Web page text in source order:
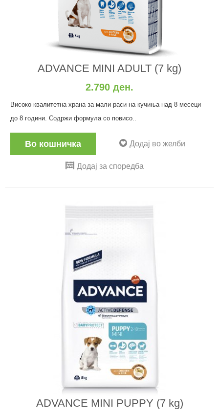
ADVANCE MINI ADULT (7 kg)
2.790 ден.
Високо квалитетна храна за мали раси на кучиња над 8 месеци
до 8 години. Содржи формула со повисо..
Во кошничка Додај во желби
Додај за споредба
ADVANCE MINI PUPPY (7 kg)